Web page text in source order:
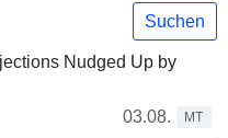
Suchen
Nudged Up by
03.08.
MT